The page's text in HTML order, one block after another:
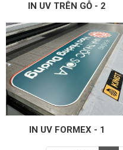
IN UV TRÊN GỖ - 2
IN UV FORMEX - 1